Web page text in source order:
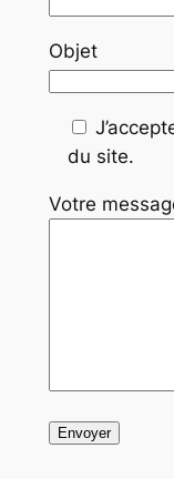
Objet
du site.
Votre